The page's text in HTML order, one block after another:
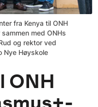
fra Kenya til ONH
med ONHs
og rektor ved
Nye Høyskole
ONH